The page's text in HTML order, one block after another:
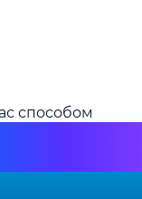
способом